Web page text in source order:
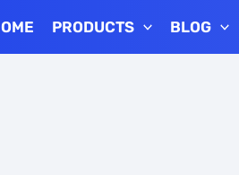
PRODUCTS BLOG